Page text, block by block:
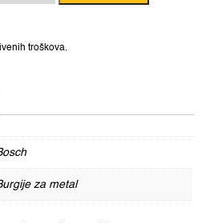
troškova.
za metal